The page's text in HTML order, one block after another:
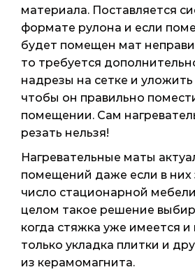
материала. Поставляется
формате рулона и если
будет помещен мат
то требуется
надрезы на сетке и уложить
чтобы он правильно
помещении. Сам
резать нельзя!
Нагревательные маты
помещений даже если в них
число стационарной
целом такое решение
когда стяжка уже имеется и
только укладка плитки и
из керамомагнита.